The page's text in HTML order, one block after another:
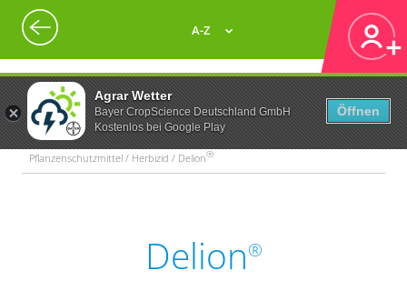
Agrar Wetter
Bayer CropScience Deutschland GmbH
Kostenlos bei Google Play
Öffnen
A-Z
Pflanzenschutzmittel / Herbizid / Delion®
Delion®